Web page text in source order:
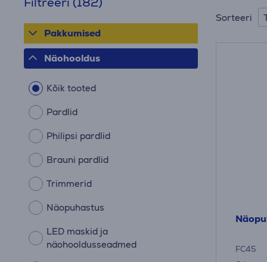
Pakkumised
Näohooldus
Kõik tooted
Pardlid
Philipsi pardlid
Brauni pardlid
Trimmerid
Näopuhastus
LED maskid ja
näohooldusseadmed
Sorteeri
FC45